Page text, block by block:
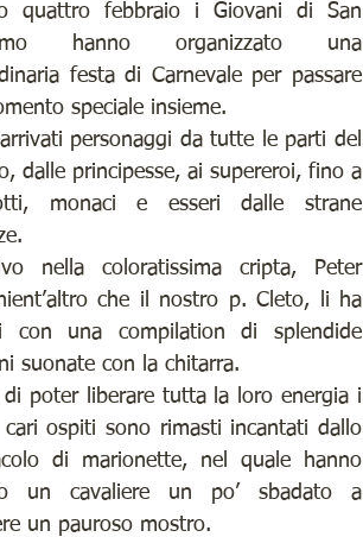
RUBRICA... I CONSIGLI DI...
quattro febbraio i Giovani di San
hanno organizzato una
festa di Carnevale per passare
speciale insieme.
personaggi da tutte le parti del
dalle principesse, ai supereroi, fino a
monaci e esseri dalle strane
nella coloratissima cripta, Peter
che il nostro p. Cleto, li ha
con una compilation di splendide
suonate con la chitarra.
di poter liberare tutta la loro energia i
cari ospiti sono rimasti incantati dallo
di marionette, nel quale hanno
un cavaliere un po’ sbadato a
un pauroso mostro.